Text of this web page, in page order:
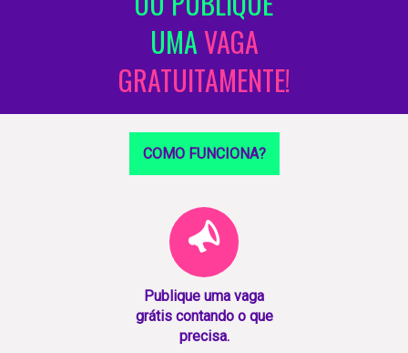
UMAVAGA
GRATUITAMENTE!
COMO FUNCIONA?
Publique uma vaga
grátis contando o que
precisa.